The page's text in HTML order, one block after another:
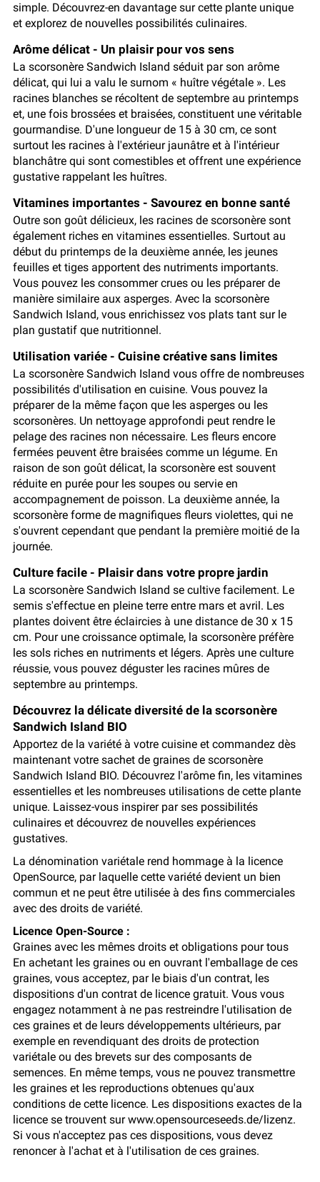
simple. Découvrez-en davantage sur cette plante unique
et explorez de nouvelles possibilités culinaires.
Arôme délicat - Un plaisir pour vos sens
La scorsonère Sandwich Island séduit par son arôme
délicat, qui lui a valu le surnom « huître végétale ». Les
racines blanches se récoltent de septembre au printemps
et, une fois brossées et braisées, constituent une véritable
gourmandise. D'une longueur de 15 à 30 cm, ce sont
surtout les racines à l'extérieur jaunâtre et à l'intérieur
blanchâtre qui sont comestibles et offrent une expérience
gustative rappelant les huîtres.
Vitamines importantes - Savourez en bonne santé
Outre son goût délicieux, les racines de scorsonère sont
également riches en vitamines essentielles. Surtout au
début du printemps de la deuxième année, les jeunes
feuilles et tiges apportent des nutriments importants.
Vous pouvez les consommer crues ou les préparer de
manière similaire aux asperges. Avec la scorsonère
Sandwich Island, vous enrichissez vos plats tant sur le
plan gustatif que nutritionnel.
Utilisation variée - Cuisine créative sans limites
La scorsonère Sandwich Island vous offre de nombreuses
possibilités d'utilisation en cuisine. Vous pouvez la
préparer de la même façon que les asperges ou les
scorsonères. Un nettoyage approfondi peut rendre le
pelage des racines non nécessaire. Les fleurs encore
fermées peuvent être braisées comme un légume. En
raison de son goût délicat, la scorsonère est souvent
réduite en purée pour les soupes ou servie en
accompagnement de poisson. La deuxième année, la
scorsonère forme de magnifiques fleurs violettes, qui ne
s'ouvrent cependant que pendant la première moitié de la
journée.
Culture facile - Plaisir dans votre propre jardin
La scorsonère Sandwich Island se cultive facilement. Le
semis s'effectue en pleine terre entre mars et avril. Les
plantes doivent être éclaircies à une distance de 30 x 15
cm. Pour une croissance optimale, la scorsonère préfère
les sols riches en nutriments et légers. Après une culture
réussie, vous pouvez déguster les racines mûres de
septembre au printemps.
Découvrez la délicate diversité de la scorsonère
Sandwich Island BIO
Apportez de la variété à votre cuisine et commandez dès
maintenant votre sachet de graines de scorsonère
Sandwich Island BIO. Découvrez l'arôme fin, les vitamines
essentielles et les nombreuses utilisations de cette plante
unique. Laissez-vous inspirer par ses possibilités
culinaires et découvrez de nouvelles expériences
gustatives.
La dénomination variétale rend hommage à la licence
OpenSource, par laquelle cette variété devient un bien
commun et ne peut être utilisée à des fins commerciales
avec des droits de variété.
Licence Open-Source :
Graines avec les mêmes droits et obligations pour tous
En achetant les graines ou en ouvrant l'emballage de ces
graines, vous acceptez, par le biais d'un contrat, les
dispositions d'un contrat de licence gratuit. Vous vous
engagez notamment à ne pas restreindre l'utilisation de
ces graines et de leurs développements ultérieurs, par
exemple en revendiquant des droits de protection
variétale ou des brevets sur des composants de
semences. En même temps, vous ne pouvez transmettre
les graines et les reproductions obtenues qu'aux
conditions de cette licence. Les dispositions exactes de la
licence se trouvent sur www.opensourceseeds.de/lizenz.
Si vous n'acceptez pas ces dispositions, vous devez
renoncer à l'achat et à l'utilisation de ces graines.